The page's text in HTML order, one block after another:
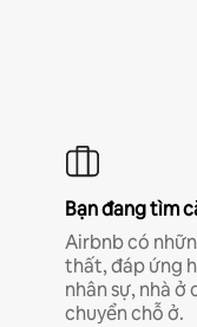
Bạn đang tìm
Airbnb có
thất, đáp ứng
nhân sự, nhà
chuyển chỗ ở.